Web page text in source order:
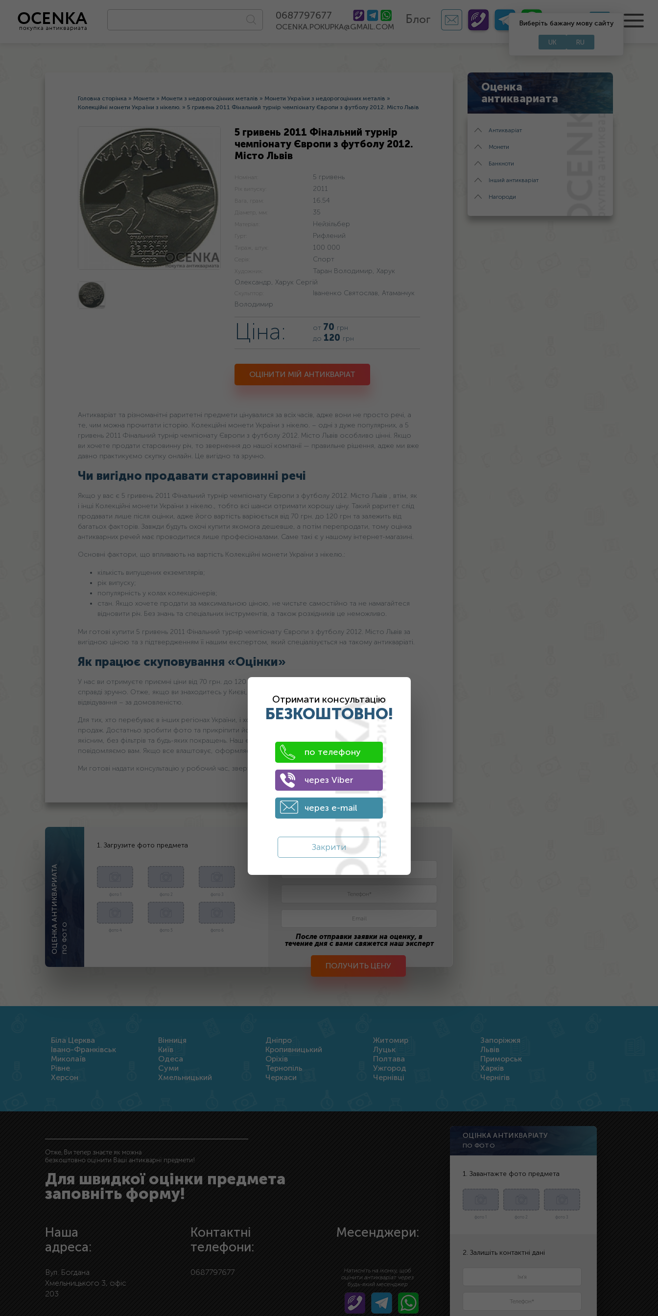
0687797677
OCENKA.POKUPKA@GMAIL.COM Блог UA
Виберіть бажану мову сайту
UK RU
Головна сторінка » Монети » Монети з недорогоцінних металів » Монети України з недорогоцінних металів »
Колекційні монети України з нікелю. » 5 гривень 2011 Фінальний турнір чемпіонату Європи з футболу 2012. Місто Львів
5 гривень 2011 Фінальний турнір
чемпіонату Європи з футболу 2012.
Місто Львів
Номінал: 5 гривень
Рік випуску: 2011
Вага, грам: 16.54
Діаметр, мм: 35
Матеріал: Нейзільбер
Гурт: Рифлений
Тираж, штук: 100 000
Серія: Спорт
Художник:
Таран Володимир, Харук
Олександр, Харук Сергій
Скульптор:
Іваненко Святослав, Атаманчук
Володимир
Ціна: от 70 грн
до 120 грн
ОЦІНИТИ МІЙ АНТИКВАРІАТ
Антикваріат та різноманітні раритетні предмети цінувалися за всіх часів, адже вони не просто речі, а
те, чим можна прочитати історію. Колекційні монети України з нікелю. – одні з дуже популярних, а 5
гривень 2011 Фінальний турнір чемпіонату Європи з футболу 2012. Місто Львів особливо цінні. Якщо
ви хочете продати старовинну річ, то звернення до нашої компанії — правильне рішення, адже ми вже
давно практикуємо скупку онлайн. Це вигідно та зручно.
Чи вигідно продавати старовинні речі
Якщо у вас є 5 гривень 2011 Фінальний турнір чемпіонату Європи з футболу 2012. Місто Львів , втім, як
і інші Колекційні монети України з нікелю., тобто всі шанси отримати хорошу ціну. Такий раритет слід
продавати лише після оцінки, адже його вартість варіюється від 70 грн. дo 120 грн та залежить від
багатьох факторів. Завжди будуть охочі купити якомога дешевше, а потім перепродати, тому оцінка
антикварних речей має проводитися лише професіоналами. Саме такі є у нашому інтернет-магазині.
Основні фактори, що впливають на вартість Колекційні монети України з нікелю.:
кількість випущених екземплярів;
рік випуску;
популярність у колах колекціонерів;
стан. Якщо хочете продати за максимальною ціною, не чистьте самостійно та не намагайтеся
відновити річ. Без знань та спеціальних інструментів, а також розхідників це неможливо.
Ми готові купити 5 гривень 2011 Фінальний турнір чемпіонату Європи з футболу 2012. Місто Львів за
вигідною ціною та з підтвердженням її нашим експертом, який спеціалізується на такому антикваріаті.
Як працює скуповування «Оцінки»
У нас ви отримуєте приємні ціни від 70 грн. дo 120 грн та доступ до продажу у режимі онлайн. Це
справді зручно. Отже, якщо ви знаходитесь у Києві, то ми готові прийняти вас у нашому офісі,
відвідування – за домовленістю.
Для тих, хто перебуває в інших регіонах України, і хоче здійснити угоду, доступний дистанційний
продаж. Достатньо зробити фото та прикріпити його до форми на цій сторінці. Знімок має бути
якісним, без фільтрів та будь-яких покращень. Наш експерт оцінює предмет, далі формує ціну і ми її
повідомляємо вам. Якщо все влаштовує, оформляємо угоду.
Ми готові надати консультацію у робочий час, звертайтесь.
ОЦЕНКА АНТИКВАРИАТАПО ФОТО
1. Загрузите фото предмета
фото 1 фото 2 фото 3
фото 4 фото 5 фото 6
2. Оставьте контактные данные
После отправки заявки на оценку, в
течение дня с вами свяжется наш эксперт
ПОЛУЧИТЬ ЦЕНУ
Оценка
антиквариата
Антикваріат
Монети
Банкноти
Інший антикваріат
Нагороди
Біла Церква Вінниця Дніпро Житомир
Запоріжжя
Івано-Франківськ
Київ Кропивницький Луцьк
Львів
Миколаїв
Одеса Оріхів Полтава
Приморськ
Рівне
Суми Тернопіль Ужгород
Харків
Херсон
Хмельницький Черкаси Чернівці Чернігів
Отже, Ви тепер знаєте як можна
безкоштовно оцінити Ваші антикварні предмети!
Для швидкої оцінки предмета
заповніть форму!
Наша
адреса:
Вул. Богдана
Хмельницького 3, офіс
203
Контактні
телефони:
0687797677
Месенджери:
Натисніть на іконку, щоб
оцінити антикваріат через
будь-який месенджер
ОЦІНКА АНТИКВАРІАТУ
ПО ФОТО
1. Завантажте фото предмета
фото 1 фото 2 фото 3
2. Залишіть контактні дані
Отримати консультацію
БЕЗКОШТОВНО!
по телефону
через Viber
через e-mail
Закрити